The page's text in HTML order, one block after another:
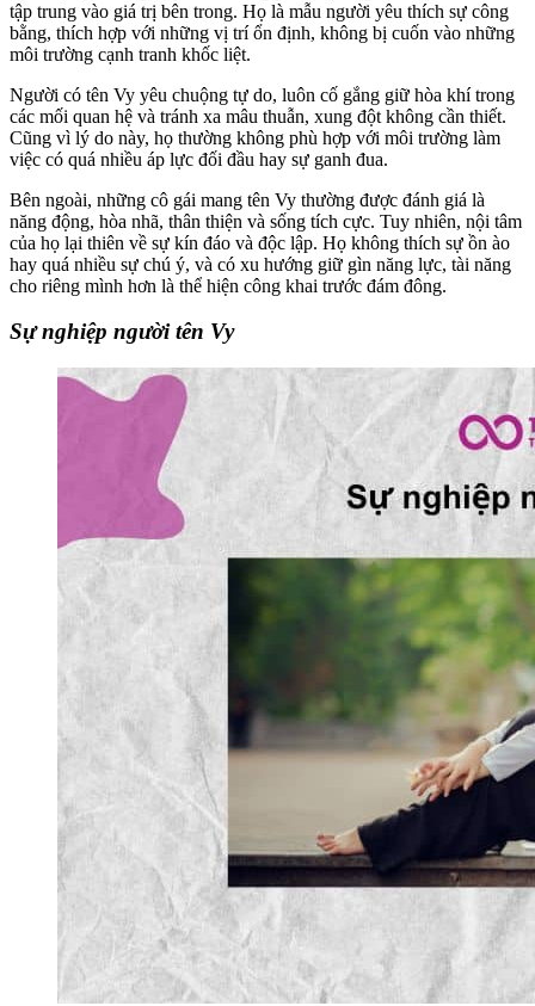
tập trung vào giá trị bên trong. Họ là mẫu người yêu thích sự công
bằng, thích hợp với những vị trí ổn định, không bị cuốn vào những
môi trường cạnh tranh khốc liệt.
Người có tên Vy yêu chuộng tự do, luôn cố gắng giữ hòa khí trong
các mối quan hệ và tránh xa mâu thuẫn, xung đột không cần thiết.
Cũng vì lý do này, họ thường không phù hợp với môi trường làm
việc có quá nhiều áp lực đối đầu hay sự ganh đua.
Bên ngoài, những cô gái mang tên Vy thường được đánh giá là
năng động, hòa nhã, thân thiện và sống tích cực. Tuy nhiên, nội tâm
của họ lại thiên về sự kín đáo và độc lập. Họ không thích sự ồn ào
hay quá nhiều sự chú ý, và có xu hướng giữ gìn năng lực, tài năng
cho riêng mình hơn là thể hiện công khai trước đám đông.
Sự nghiệp người tên Vy